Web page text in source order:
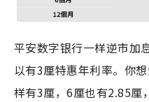
平安数字银行一样逆市加
以有3厘特惠年利率。你
样有3厘，6厘也有2.85厘